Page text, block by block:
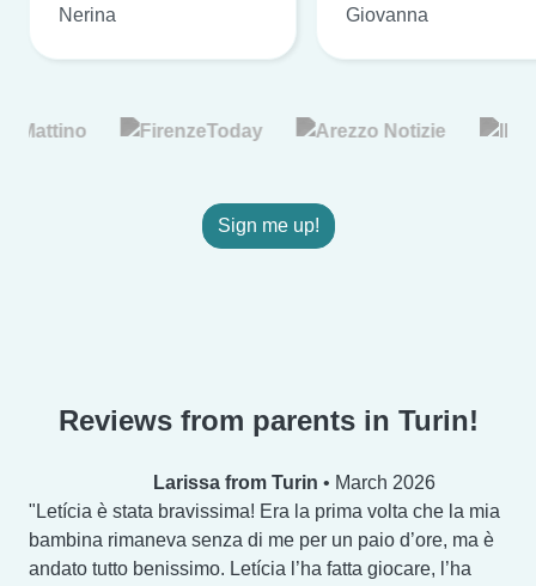
Nerina Giovanna
Sign me up!
Reviews from parents in Turin!
Larissa from Turin • March 2026
Letícia è stata bravissima! Era la prima volta che la mia
bambina rimaneva senza di me per un paio d’ore, ma è
andato tutto benissimo. Letícia l’ha fatta giocare, l’ha